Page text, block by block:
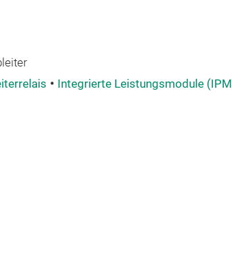
Integrierte Leistungsmodule